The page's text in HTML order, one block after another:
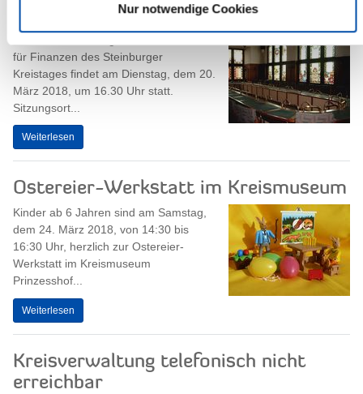
Nur notwendige Cookies
Ausschuss für Finanzen tagt
für Finanzen des Steinburger
Kreistages findet am Dienstag, dem 20.
März 2018, um 16.30 Uhr statt.
Sitzungsort...
Weiterlesen
Ostereier-Werkstatt im Kreismuseum
Kinder ab 6 Jahren sind am Samstag,
dem 24. März 2018, von 14:30 bis
16:30 Uhr, herzlich zur Ostereier-
Werkstatt im Kreismuseum
Prinzesshof...
Weiterlesen
Kreisverwaltung telefonisch nicht
erreichbar